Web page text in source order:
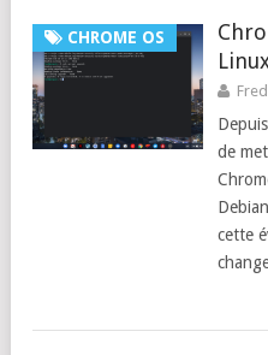
CHROME OS
Fred
de
cette